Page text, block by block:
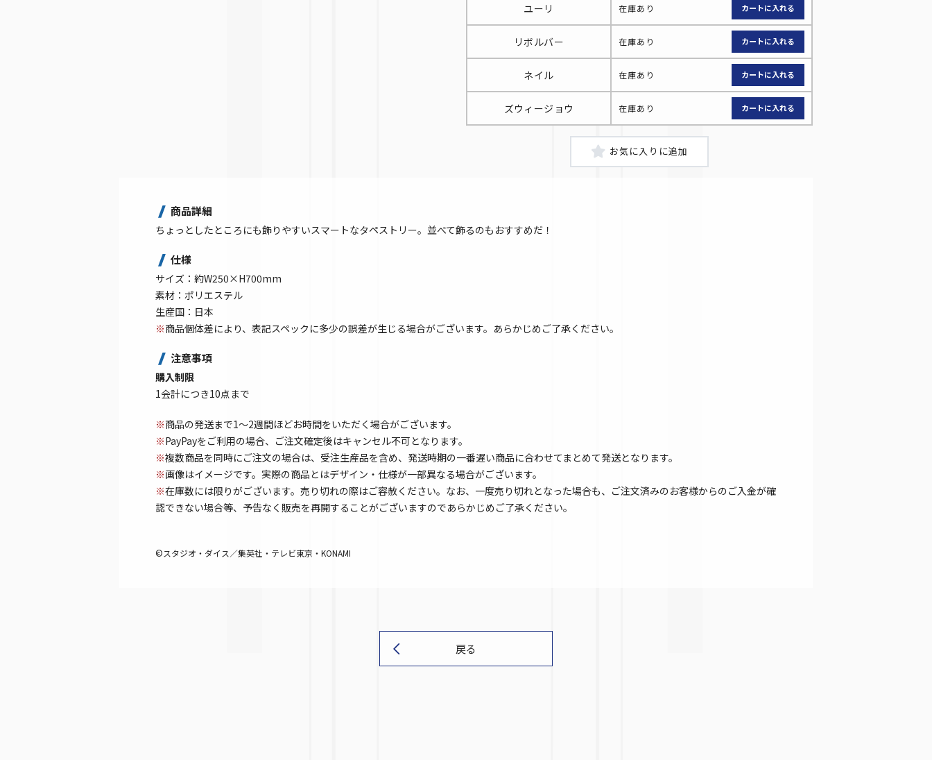
ユーリ 在庫あり
リボルバー 在庫あり
ネイル 在庫あり
ズウィージョウ 在庫あり
商品詳細
ちょっとしたところにも飾りやすいスマートなタペストリー。並べて飾るのもおすすめだ！
仕様
サイズ：約W250×H700mm
素材：ポリエステル
生産国：日本
※商品個体差により、表記スペックに多少の誤差が生じる場合がございます。あらかじめご了承ください。
注意事項
購入制限
1会計につき10点まで
※商品の発送まで1～2週間ほどお時間をいただく場合がございます。
※PayPayをご利用の場合、ご注文確定後はキャンセル不可となります。
※複数商品を同時にご注文の場合は、受注生産品を含め、発送時期の一番遅い商品に合わせてまとめて発送となります。
※画像はイメージです。実際の商品とはデザイン・仕様が一部異なる場合がございます。
※在庫数には限りがございます。売り切れの際はご容赦ください。なお、一度売り切れとなった場合も、ご注文済みのお客様からのご入金が確
認できない場合等、予告なく販売を再開することがございますのであらかじめご了承ください。
©スタジオ・ダイス／集英社・テレビ東京・KONAMI
戻る